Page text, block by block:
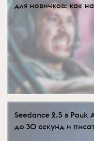
для новичков: как
Seedance 2.5 в Pauk
до 30 секунд и